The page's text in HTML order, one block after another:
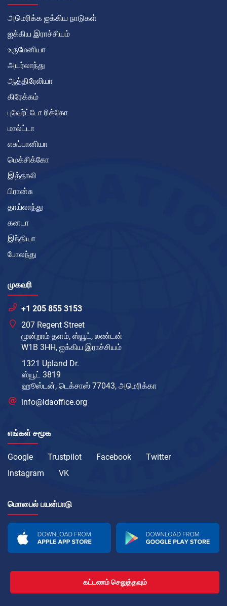
அமெரிக்க ஐக்கிய நாடுகள்
ஐக்கிய இராச்சியம்
உருமேனியா
அயர்லாந்து
ஆத்திரேலியா
கிரேக்கம்
புவேர்ட்டோ ரிக்கோ
மால்ட்டா
எசுப்பானியா
மெக்சிக்கோ
இத்தாலி
பிரான்சு
தாய்லாந்து
கனடா
இந்தியா
போலந்து
முகவரி
+1 205 855 3153
207 Regent Street
மூன்றாம் தளம், ஸ்யூட், லண்டன்
W1B 3HH, ஐக்கிய இராச்சியம்
1321 Upland Dr.
ஸ்யூட் 3819
ஹூஸ்டன், டெக்சாஸ் 77043, அமெரிக்கா
info@idaoffice.org
எங்கள் சமூக
Google Trustpilot Facebook
Twitter
Instagram
VK
மொபைல் பயன்பாடு
கட்டணம் செலுத்தவும்